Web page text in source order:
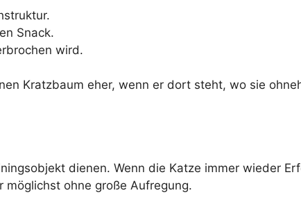
Snack.
wird.
Kratzbaum eher, wenn er dort steht, wo sie
dienen. Wenn die Katze immer wieder
ohne große Aufregung.